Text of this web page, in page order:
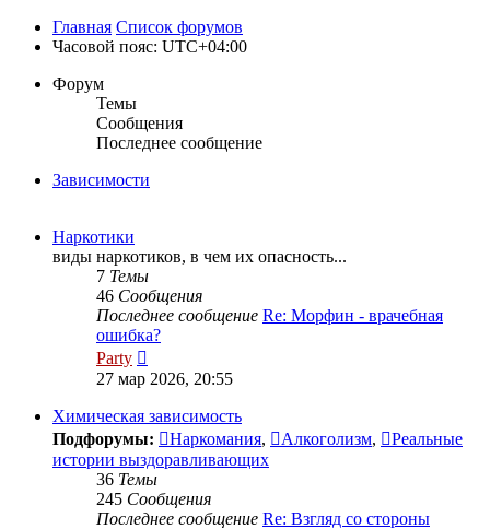
Главная Список форумов
Часовой пояс: UTC+04:00
Форум
Темы
Сообщения
Последнее сообщение
Зависимости
Наркотики
виды наркотиков, в чем их опасность...
7 Темы
46 Сообщения
Последнее сообщение Re: Морфин - врачебная
ошибка?
Party
к
последнему
сообщению
27 мар 2026, 20:55
Химическая зависимость
Подфорумы:
Наркомания, Алкоголизм,
Реальные
истории выздоравливающих
36 Темы
245 Сообщения
Последнее сообщение Re: Взгляд со стороны